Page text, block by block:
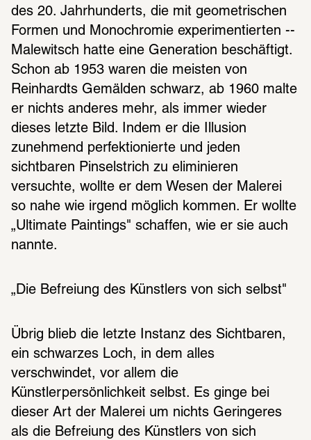
des 20. Jahrhunderts, die mit geometrischen
Formen und Monochromie experimentierten --
Malewitsch hatte eine Generation beschäftigt.
Schon ab 1953 waren die meisten von
Reinhardts Gemälden schwarz, ab 1960 malte
er nichts anderes mehr, als immer wieder
dieses letzte Bild. Indem er die Illusion
zunehmend perfektionierte und jeden
sichtbaren Pinselstrich zu eliminieren
versuchte, wollte er dem Wesen der Malerei
so nahe wie irgend möglich kommen. Er wollte
„Ultimate Paintings" schaffen, wie er sie auch
nannte.
„Die Befreiung des Künstlers von sich selbst"
Übrig blieb die letzte Instanz des Sichtbaren,
ein schwarzes Loch, in dem alles
verschwindet, vor allem die
Künstlerpersönlichkeit selbst. Es ginge bei
dieser Art der Malerei um nichts Geringeres
als die Befreiung des Künstlers von sich